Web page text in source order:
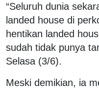
“Seluruh dunia
landed house di
hentikan landed
sudah tidak punya
Selasa (3/6).
Meski demikian, ia